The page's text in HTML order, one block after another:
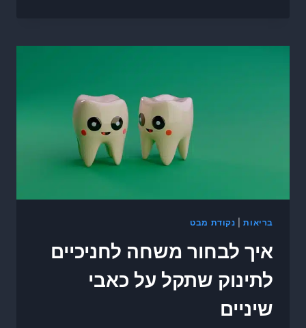
בריאות| נקודת מבט
איך לבחור משחה לחניכיים
לתינוק שתקל על כאבי
שיניים